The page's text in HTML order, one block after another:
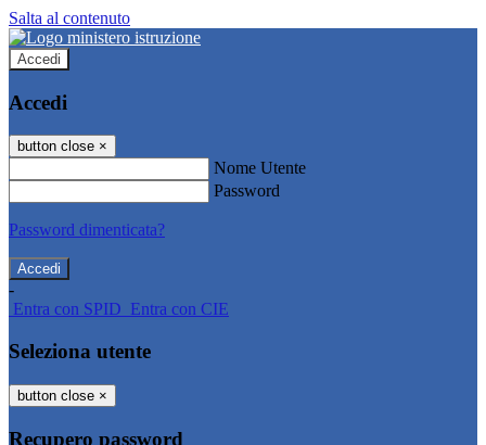
Salta al contenuto
Accedi
Accedi
button close ×
Nome Utente
Password
Password dimenticata?
-
Entra con SPID Entra con CIE
Seleziona utente
button close ×
Recupero password